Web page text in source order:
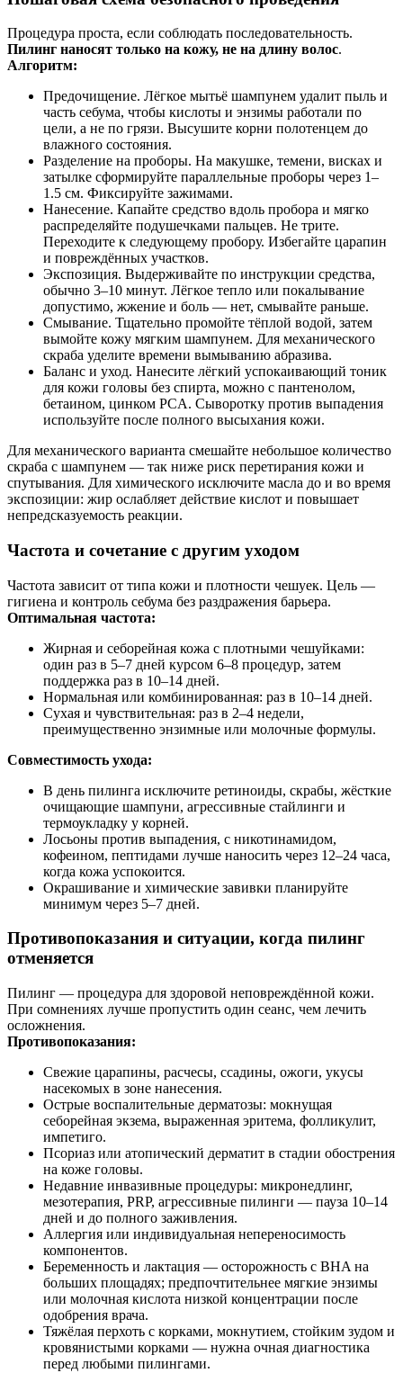
Процедура проста, если соблюдать последовательность.
Пилинг наносят только на кожу, не на длину волос.
Алгоритм:
Предочищение. Лёгкое мытьё шампунем удалит пыль и
часть себума, чтобы кислоты и энзимы работали по
цели, а не по грязи. Высушите корни полотенцем до
влажного состояния.
Разделение на проборы. На макушке, темени, висках и
затылке сформируйте параллельные проборы через 1–
1.5 см. Фиксируйте зажимами.
Нанесение. Капайте средство вдоль пробора и мягко
распределяйте подушечками пальцев. Не трите.
Переходите к следующему пробору. Избегайте царапин
и повреждённых участков.
Экспозиция. Выдерживайте по инструкции средства,
обычно 3–10 минут. Лёгкое тепло или покалывание
допустимо, жжение и боль — нет, смывайте раньше.
Смывание. Тщательно промойте тёплой водой, затем
вымойте кожу мягким шампунем. Для механического
скраба уделите времени вымыванию абразива.
Баланс и уход. Нанесите лёгкий успокаивающий тоник
для кожи головы без спирта, можно с пантенолом,
бетаином, цинком PCA. Сыворотку против выпадения
используйте после полного высыхания кожи.
Для механического варианта смешайте небольшое количество
скраба с шампунем — так ниже риск перетирания кожи и
спутывания. Для химического исключите масла до и во время
экспозиции: жир ослабляет действие кислот и повышает
непредсказуемость реакции.
Частота и сочетание с другим уходом
Частота зависит от типа кожи и плотности чешуек. Цель —
гигиена и контроль себума без раздражения барьера.
Оптимальная частота:
Жирная и себорейная кожа с плотными чешуйками:
один раз в 5–7 дней курсом 6–8 процедур, затем
поддержка раз в 10–14 дней.
Нормальная или комбинированная: раз в 10–14 дней.
Сухая и чувствительная: раз в 2–4 недели,
преимущественно энзимные или молочные формулы.
Совместимость ухода:
В день пилинга исключите ретиноиды, скрабы, жёсткие
очищающие шампуни, агрессивные стайлинги и
термоукладку у корней.
Лосьоны против выпадения, с никотинамидом,
кофеином, пептидами лучше наносить через 12–24 часа,
когда кожа успокоится.
Окрашивание и химические завивки планируйте
минимум через 5–7 дней.
Противопоказания и ситуации, когда пилинг
отменяется
Пилинг — процедура для здоровой неповреждённой кожи.
При сомнениях лучше пропустить один сеанс, чем лечить
осложнения.
Противопоказания:
Свежие царапины, расчесы, ссадины, ожоги, укусы
насекомых в зоне нанесения.
Острые воспалительные дерматозы: мокнущая
себорейная экзема, выраженная эритема, фолликулит,
импетиго.
Псориаз или атопический дерматит в стадии обострения
на коже головы.
Недавние инвазивные процедуры: микронедлинг,
мезотерапия, PRP, агрессивные пилинги — пауза 10–14
дней и до полного заживления.
Аллергия или индивидуальная непереносимость
компонентов.
Беременность и лактация — осторожность с BHA на
больших площадях; предпочтительнее мягкие энзимы
или молочная кислота низкой концентрации после
одобрения врача.
Тяжёлая перхоть с корками, мокнутием, стойким зудом и
кровянистыми корками — нужна очная диагностика
перед любыми пилингами.